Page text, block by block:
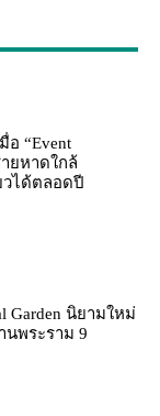
อ “Event
ายหาดใกล้
วได้ตลอดปี
Garden นิยามใหม่
นพระราม 9